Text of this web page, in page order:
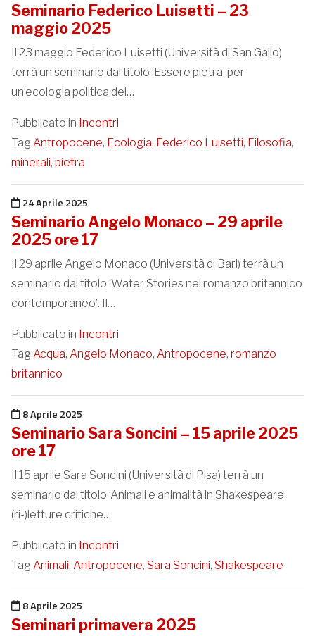
Seminario Federico Luisetti – 23
maggio 2025
Il 23 maggio Federico Luisetti (Università di San Gallo)
terrà un seminario dal titolo ‘Essere pietra: per
un’ecologia politica dei…
Pubblicato in Incontri
Tag Antropocene, Ecologia, Federico Luisetti, Filosofia,
minerali, pietra
Pubblicato il
24 Aprile 2025
Seminario Angelo Monaco – 29 aprile
2025 ore 17
Il 29 aprile Angelo Monaco (Università di Bari) terrà un
seminario dal titolo ‘Water Stories nel romanzo britannico
contemporaneo’. Il…
Pubblicato in Incontri
Tag Acqua, Angelo Monaco, Antropocene, romanzo
britannico
Pubblicato il
8 Aprile 2025
Seminario Sara Soncini – 15 aprile 2025
ore 17
Il 15 aprile Sara Soncini (Università di Pisa) terrà un
seminario dal titolo ‘Animali e animalità in Shakespeare:
(ri-)letture critiche…
Pubblicato in Incontri
Tag Animali, Antropocene, Sara Soncini, Shakespeare
Pubblicato il
8 Aprile 2025
Seminari primavera 2025